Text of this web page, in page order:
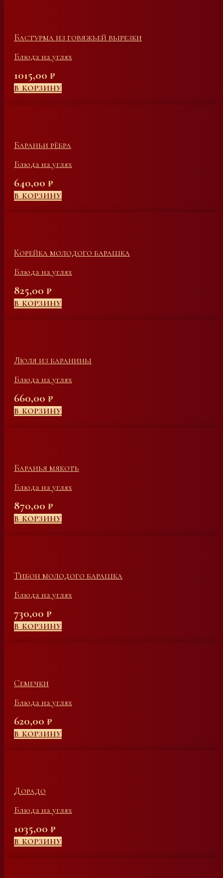
Бастурма из говяжьей вырезки
Блюда на углях
1015,00 ₽
В КОРЗИНУ
Бараньи рёбра
Блюда на углях
640,00 ₽
В КОРЗИНУ
Корейка молодого барашка
Блюда на углях
825,00 ₽
В КОРЗИНУ
Люля из баранины
Блюда на углях
660,00 ₽
В КОРЗИНУ
Баранья мякоть
Блюда на углях
870,00 ₽
В КОРЗИНУ
Тибон молодого барашка
Блюда на углях
730,00 ₽
В КОРЗИНУ
Семечки
Блюда на углях
620,00 ₽
В КОРЗИНУ
Дорадо
Блюда на углях
1035,00 ₽
В КОРЗИНУ